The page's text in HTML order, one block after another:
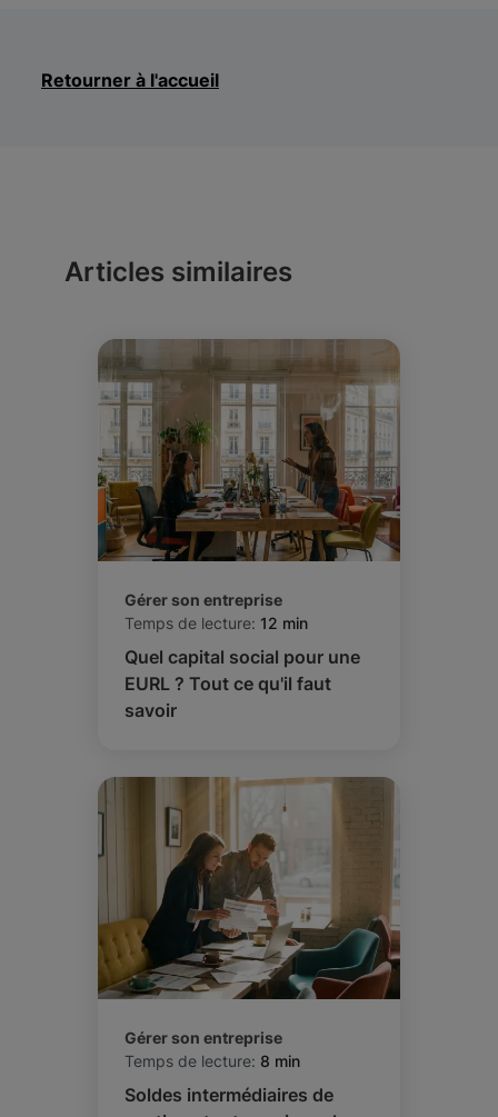
Retourner à l'accueil
Articles similaires
Gérer son entreprise
Temps de lecture: 12 min
Quel capital social pour une
EURL ? Tout ce qu'il faut
savoir
Gérer son entreprise
Temps de lecture: 8 min
Soldes intermédiaires de